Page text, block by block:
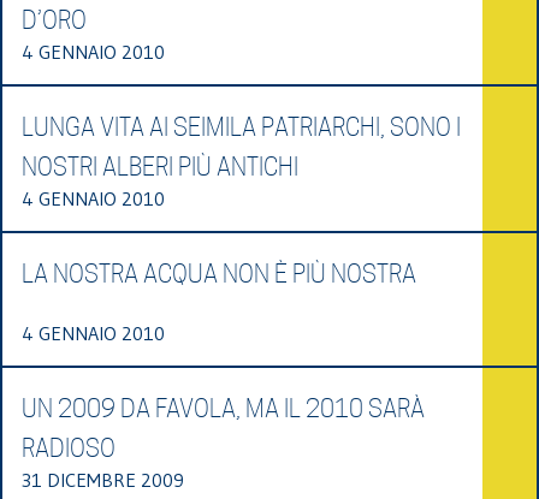
D’ORO
4 GENNAIO 2010
LUNGA VITA AI SEIMILA PATRIARCHI, SONO I
NOSTRI ALBERI PIÙ ANTICHI
4 GENNAIO 2010
LA NOSTRA ACQUA NON È PIÙ NOSTRA
4 GENNAIO 2010
UN 2009 DA FAVOLA, MA IL 2010 SARÀ
RADIOSO
31 DICEMBRE 2009